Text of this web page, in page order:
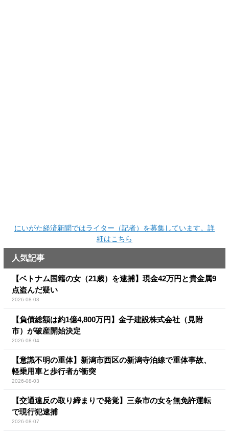
にいがた経済新聞ではライター（記者）を募集しています。詳
細はこちら
人気記事
【ベトナム国籍の女（21歳）を逮捕】現金42万円と貴金属9
点盗んだ疑い
2026-08-03
【負債総額は約1億4,800万円】金子建設株式会社（見附
市）が破産開始決定
2026-08-04
【意識不明の重体】新潟市西区の新潟寺泊線で重体事故、
軽乗用車と歩行者が衝突
2026-08-03
【交通違反の取り締まりで発覚】三条市の女を無免許運転
で現行犯逮捕
2026-08-07